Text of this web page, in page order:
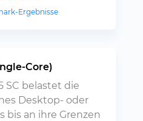
Ergebnisse
Core)
SC belastet die
Desktop- oder
bis an ihre Grenzen